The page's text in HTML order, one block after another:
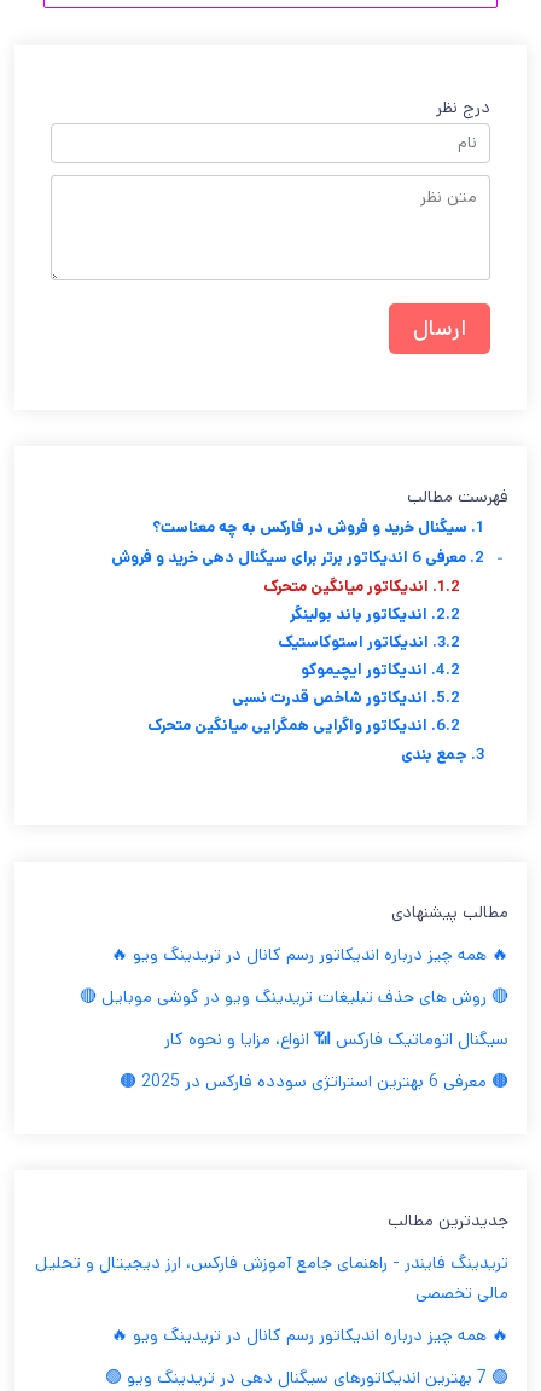
درج نظر
فهرست مطالب
1. سیگنال خرید و فروش در فارکس به چه معناست؟
2. معرفی 6 اندیکاتور برتر برای سیگنال‌ دهی خرید و فروش
-
1.2. اندیکاتور میانگین متحرک
2.2. اندیکاتور باند بولینگر
3.2. اندیکاتور استوکاستیک
4.2. اندیکاتور ایچیموکو
5.2. اندیکاتور شاخص قدرت نسبی
6.2. اندیکاتور واگرایی همگرایی میانگین متحرک
3. جمع بندی
مطالب پیشنهادی
🔥 همه چیز درباره اندیکاتور رسم کانال در تریدینگ ویو 🔥
🔴 روش های حذف تبلیغات تریدینگ ویو در گوشی موبایل 🔴
سیگنال اتوماتیک فارکس 📶 انواع، مزایا و نحوه کار
🟤 معرفی 6 بهترین استراتژی سودده فارکس در 2025 🟤
جدیدترین مطالب
تریدینگ فایندر - راهنمای جامع آموزش فارکس، ارز دیجیتال و تحلیل
مالی تخصصی
🔥 همه چیز درباره اندیکاتور رسم کانال در تریدینگ ویو 🔥
🟢 7 بهترین اندیکاتورهای سیگنال دهی در تریدینگ ویو 🟢